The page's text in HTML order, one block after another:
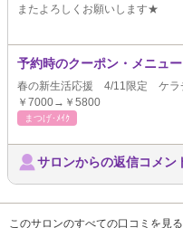
またよろしくお願いします★
予約時のクーポン・メニュー
春の新生活応援 4/11限定 ケラ
￥7000→￥5800
まつげ･ﾒｲｸ
サロンからの返信コメン
このサロンのすべての口コミを見る